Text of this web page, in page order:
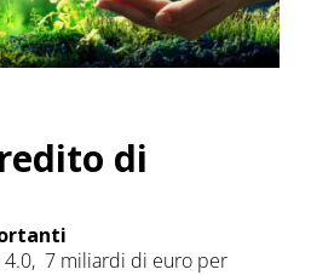
di
4.0, 7 miliardi di euro per